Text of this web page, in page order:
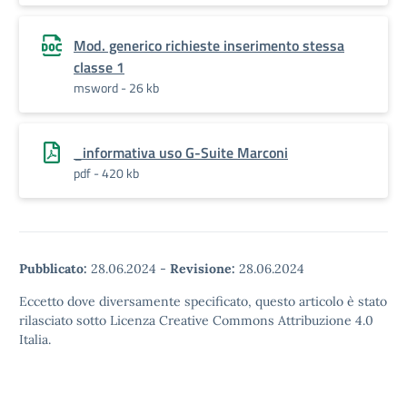
Mod. generico richieste inserimento stessa
classe 1
msword - 26 kb
_informativa uso G-Suite Marconi
pdf - 420 kb
Pubblicato: 28.06.2024 - Revisione: 28.06.2024
Eccetto dove diversamente specificato, questo articolo è stato
rilasciato sotto Licenza Creative Commons Attribuzione 4.0
Italia.